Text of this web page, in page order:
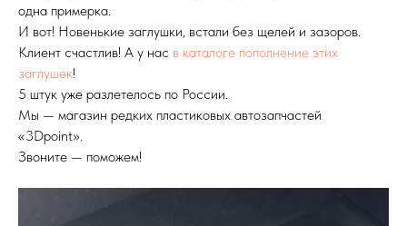
одна примерка.
И вот! Новенькие заглушки, встали без щелей и зазоров.
Клиент счастлив! А у нас в каталоге пополнение этих
заглушек!
5 штук уже разлетелось по России.
Мы — магазин редких пластиковых автозапчастей
«3Dpoint».
Звоните — поможем!